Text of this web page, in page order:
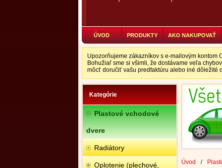
ÚVOD PRODUKTY AKO NAKUPOVAŤ
Upozorňujeme zákazníkov s e-mailovým
Bohužiaľ sme si všimli, že dostávame veľa
môcť doručiť vašu predfaktúru alebo iné dôležité
Kategórie
Plastové vchodové
dvere
Radiátory
Oplotenie (plechové, Úvod /